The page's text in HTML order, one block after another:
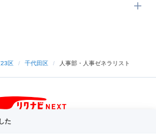
た
区 / 千代田区 / 人事部・人事ゼネラリスト
サイトトップへ